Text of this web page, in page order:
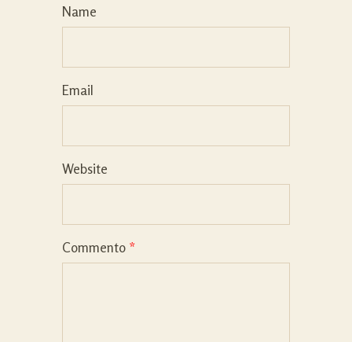
Name
Email
Website
Commento *